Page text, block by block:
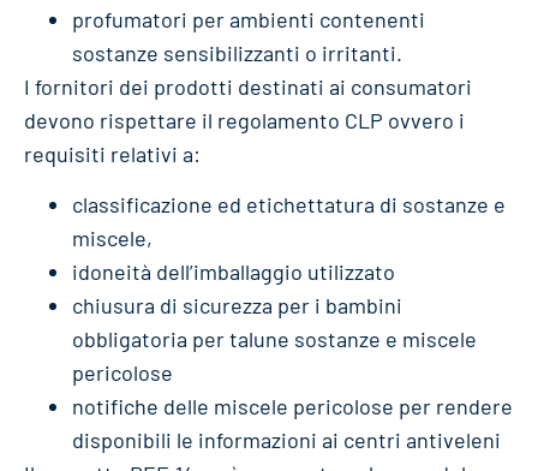
profumatori per ambienti contenenti
sostanze sensibilizzanti o irritanti.
I fornitori dei prodotti destinati ai consumatori
devono rispettare il regolamento CLP ovvero i
requisiti relativi a:
classificazione ed etichettatura di sostanze e
miscele,
idoneità dell’imballaggio utilizzato
chiusura di sicurezza per i bambini
obbligatoria per talune sostanze e miscele
pericolose
notifiche delle miscele pericolose per rendere
disponibili le informazioni ai centri antiveleni